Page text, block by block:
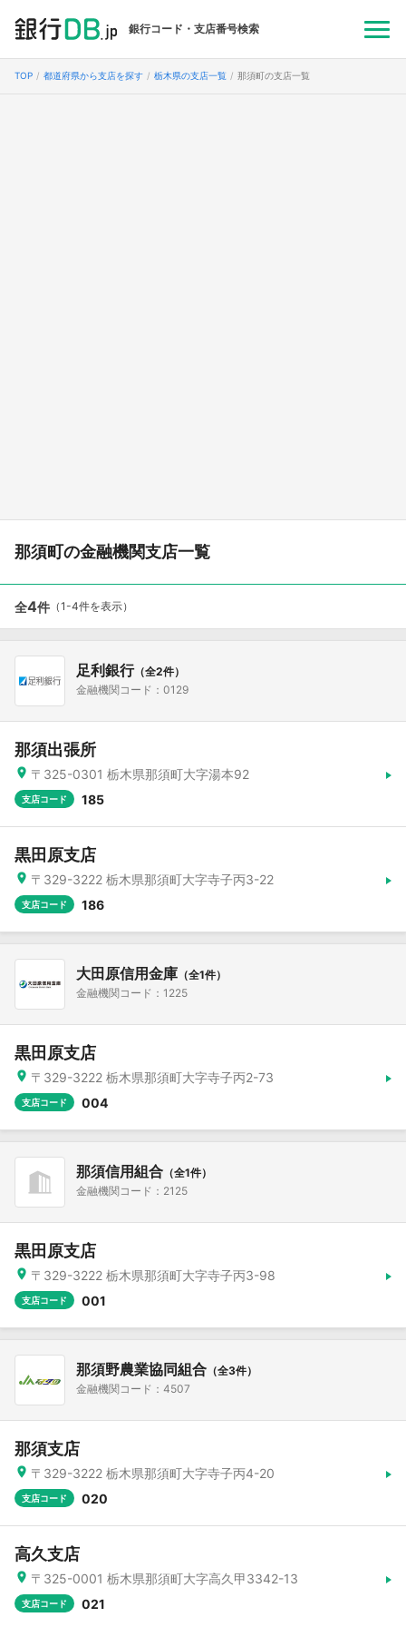
銀行コード・支店番号検索
TOP 都道府県から支店を探す 栃木県の支店一覧 那須町の支店一覧
那須町の金融機関支店一覧
全4件 （1-4件を表示）
足利銀行（全2件）
金融機関コード：0129
那須出張所
〒325-0301 栃木県那須町大字湯本92
支店コード 185
黒田原支店
〒329-3222 栃木県那須町大字寺子丙3-22
支店コード 186
大田原信用金庫 （全1件）
金融機関コード：1225
黒田原支店
〒329-3222 栃木県那須町大字寺子丙2-73
支店コード 004
那須信用組合 （全1件）
金融機関コード：2125
黒田原支店
〒329-3222 栃木県那須町大字寺子丙3-98
支店コード 001
那須野農業協同組合 （全3件）
金融機関コード：4507
那須支店
〒329-3222 栃木県那須町大字寺子丙4-20
支店コード 020
高久支店
〒325-0001 栃木県那須町大字高久甲3342-13
支店コード 021